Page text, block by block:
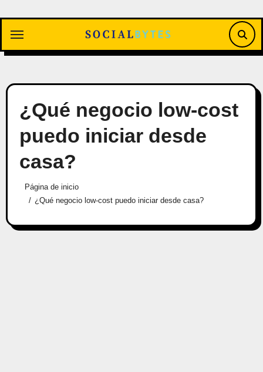
contenido
¿Qué negocio low-cost
puedo iniciar desde
casa?
Página de inicio
¿Qué negocio low-cost puedo iniciar desde casa?